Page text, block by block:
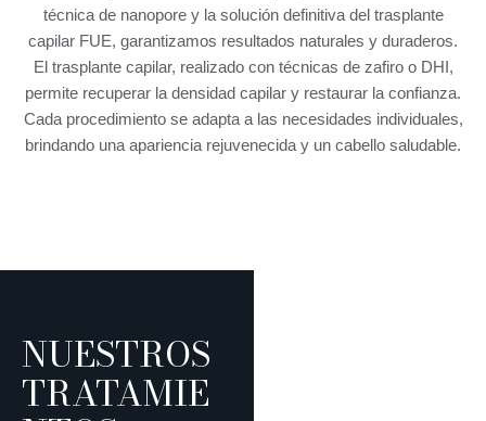
técnica de nanopore y la solución definitiva del trasplante
capilar FUE, garantizamos resultados naturales y duraderos.
El trasplante capilar, realizado con técnicas de zafiro o DHI,
permite recuperar la densidad capilar y restaurar la confianza.
Cada procedimiento se adapta a las necesidades individuales,
brindando una apariencia rejuvenecida y un cabello saludable.
NUESTROS
TRATAMIE